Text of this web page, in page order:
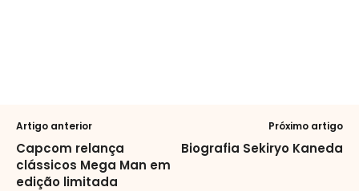
Artigo anterior
Capcom relança
clássicos Mega Man em
edição limitada
Próximo artigo
Biografia Sekiryo Kaneda